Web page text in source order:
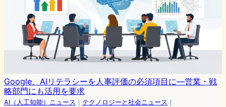
Google、AIリテラシーを人事評価の必須項目に―営業・戦
略部門にも活用を要求
AI（人工知能）ニュース ｜ テクノロジーと社会ニュース ｜